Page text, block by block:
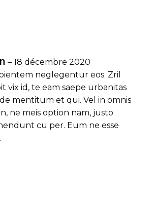
– 18 décembre 2020
neglegentur eos. Zril
vix id, te eam saepe urbanitas
mentitum et qui. Vel in omnis
ne meis option nam, justo
cu per. Eum ne esse